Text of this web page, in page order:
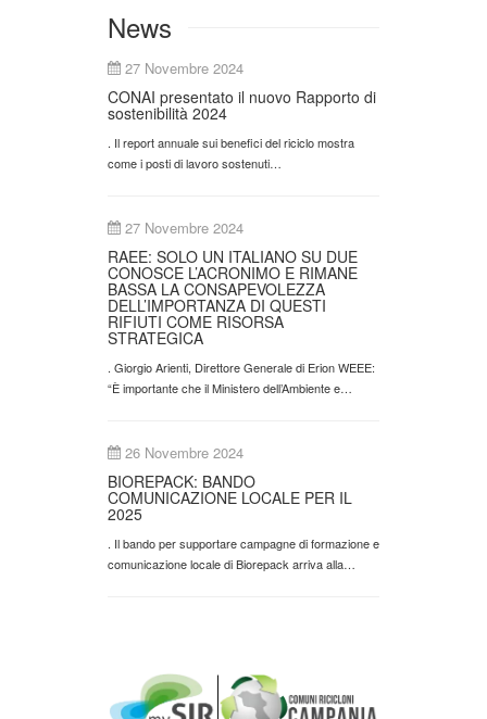
News
27 Novembre 2024
CONAI presentato il nuovo Rapporto di
sostenibilità 2024
. Il report annuale sui benefici del riciclo mostra
come i posti di lavoro sostenuti…
27 Novembre 2024
RAEE: SOLO UN ITALIANO SU DUE
CONOSCE L’ACRONIMO E RIMANE
BASSA LA CONSAPEVOLEZZA
DELL’IMPORTANZA DI QUESTI
RIFIUTI COME RISORSA
STRATEGICA
. Giorgio Arienti, Direttore Generale di Erion WEEE:
“È importante che il Ministero dell’Ambiente e…
26 Novembre 2024
BIOREPACK: BANDO
COMUNICAZIONE LOCALE PER IL
2025
. Il bando per supportare campagne di formazione e
comunicazione locale di Biorepack arriva alla…